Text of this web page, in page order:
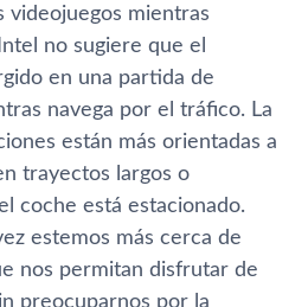
videojuegos mientras
no sugiere que el
en una partida de
navega por el tráfico. La
están más orientadas a
trayectos largos o
coche está estacionado.
estemos más cerca de
nos permitan disfrutar de
preocuparnos por la